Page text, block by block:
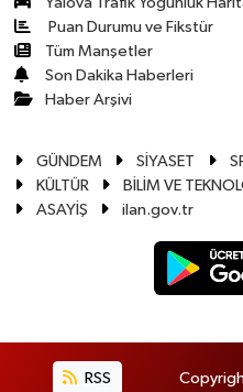
Puan Durumu ve Fikstür
Tüm Manşetler
Son Dakika Haberleri
Haber Arşivi
GÜNDEM SİYASET
KÜLTÜR
BİLİM VE
ASAYİŞ
ilan.gov.tr
RSS